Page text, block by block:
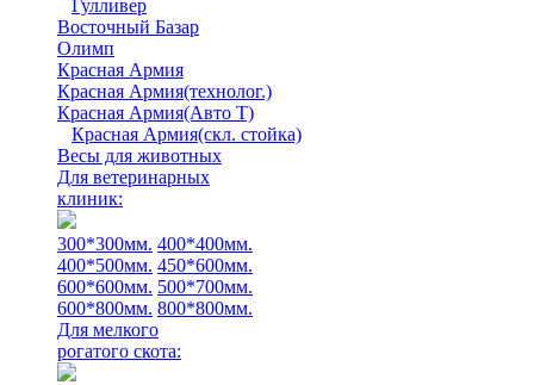
Гулливер
Восточный Базар
Олимп
Красная Армия
Красная Армия(технолог.)
Красная Армия(Авто Т)
Красная Армия(скл. стойка)
Весы для животных
Для ветеринарных
клиник:
300*300мм. 400*400мм.
400*500мм. 450*600мм.
600*600мм. 500*700мм.
600*800мм. 800*800мм.
Для мелкого
рогатого скота: